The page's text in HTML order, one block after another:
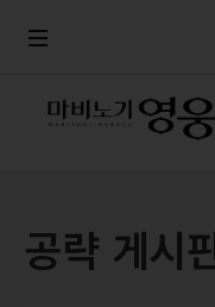
공략 게시